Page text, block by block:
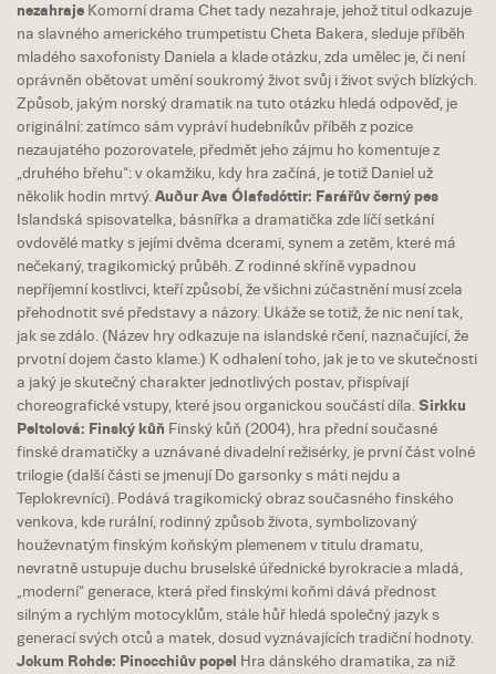
nezahraje Komorní drama Chet tady nezahraje, jehož titul odkazuje
na slavného amerického trumpetistu Cheta Bakera, sleduje příběh
mladého saxofonisty Daniela a klade otázku, zda umělec je, či není
oprávněn obětovat umění soukromý život svůj i život svých blízkých.
Způsob, jakým norský dramatik na tuto otázku hledá odpověď, je
originální: zatímco sám vypráví hudebníkův příběh z pozice
nezaujatého pozorovatele, předmět jeho zájmu ho komentuje z
„druhého břehu“: v okamžiku, kdy hra začíná, je totiž Daniel už
několik hodin mrtvý.Auður Ava Ólafsdóttir: Farářův černý pes
Islandská spisovatelka, básnířka a dramatička zde líčí setkání
ovdovělé matky s jejími dvěma dcerami, synem a zetěm, které má
nečekaný, tragikomický průběh. Z rodinné skříně vypadnou
nepříjemní kostlivci, kteří způsobí, že všichni zúčastnění musí zcela
přehodnotit své představy a názory. Ukáže se totiž, že nic není tak,
jak se zdálo. (Název hry odkazuje na islandské rčení, naznačující, že
prvotní dojem často klame.) K odhalení toho, jak je to ve skutečnosti
a jaký je skutečný charakter jednotlivých postav, přispívají
choreografické vstupy, které jsou organickou součástí díla.Sirkku
Peltolová: Finský kůň Finský kůň (2004), hra přední současné
finské dramatičky a uznávané divadelní režisérky, je první část volné
trilogie (další části se jmenují Do garsonky s máti nejdu a
Teplokrevníci). Podává tragikomický obraz současného finského
venkova, kde rurální, rodinný způsob života, symbolizovaný
houževnatým finským koňským plemenem v titulu dramatu,
nevratně ustupuje duchu bruselské úřednické byrokracie a mladá,
„moderní“ generace, která před finskými koňmi dává přednost
silným a rychlým motocyklům, stále hůř hledá společný jazyk s
generací svých otců a matek, dosud vyznávajících tradiční hodnoty.
Jokum Rohde: Pinocchiův popel Hra dánského dramatika, za niž